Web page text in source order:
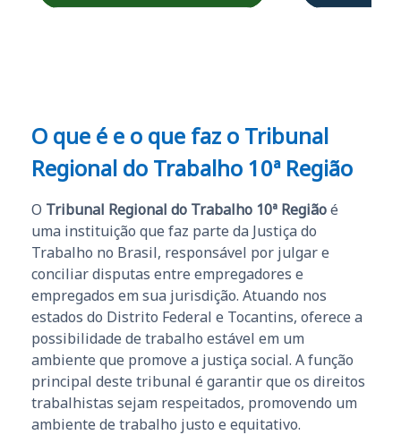
O que é e o que faz o Tribunal
Regional do Trabalho 10ª Região
O Tribunal Regional do Trabalho 10ª Regiãoé
uma instituição que faz parte da Justiça do
Trabalho no Brasil, responsável por julgar e
conciliar disputas entre empregadores e
empregados em sua jurisdição. Atuando nos
estados do Distrito Federal e Tocantins, oferece a
possibilidade de trabalho estável em um
ambiente que promove a justiça social. A função
principal deste tribunal é garantir que os direitos
trabalhistas sejam respeitados, promovendo um
ambiente de trabalho justo e equitativo.